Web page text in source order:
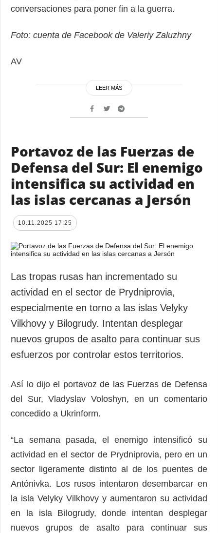
conversaciones para poner fin a la guerra.
Foto: cuenta de Facebook de Valeriy Zaluzhny
AV
LEER MÁS
Portavoz de las Fuerzas de
Defensa del Sur: El enemigo
intensifica su actividad en
las islas cercanas a Jersón
10.11.2025 17:25
Las tropas rusas han incrementado su
actividad en el sector de Prydniprovia,
especialmente en torno a las islas Velyky
Vilkhovy y Bilogrudy. Intentan desplegar
nuevos grupos de asalto para continuar sus
esfuerzos por controlar estos territorios.
Así lo dijo el portavoz de las Fuerzas de Defensa
del Sur, Vladyslav Voloshyn, en un comentario
concedido a Ukrinform.
“La semana pasada, el enemigo intensificó su
actividad en el sector de Prydniprovia, pero en un
sector ligeramente distinto al de los puentes de
Antónivka. Los rusos intentaron desembarcar en
la isla Velyky Vilkhovy y aumentaron su actividad
en la isla Bilogrudy, donde intentan desplegar
nuevos grupos de asalto para continuar sus